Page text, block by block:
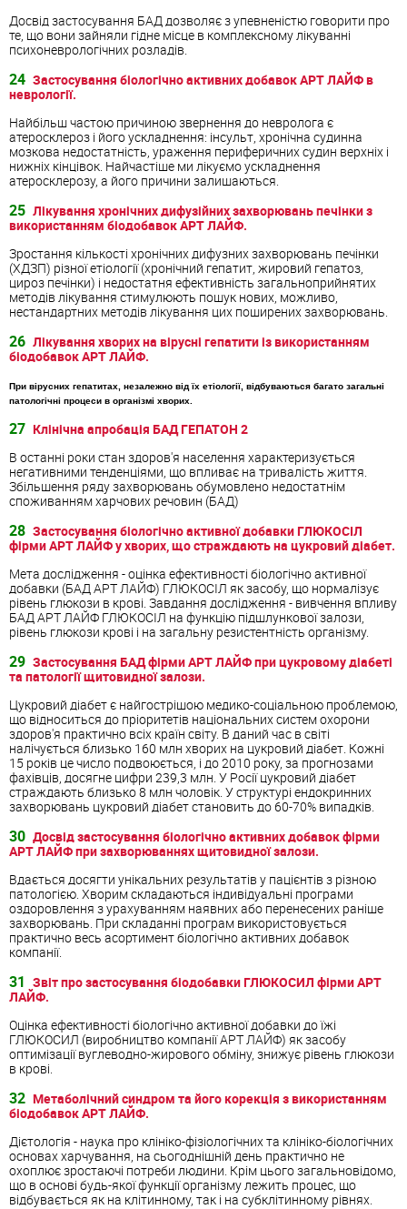
Досвід застосування БАД дозволяє з упевненістю говорити про
те, що вони зайняли гідне місце в комплексному лікуванні
психоневрологічних розладів.
24 Застосування біологічно активних добавок АРТ ЛАЙФ в
неврології.
Найбільш частою причиною звернення до невролога є
атеросклероз і його ускладнення: інсульт, хронічна судинна
мозкова недостатність, ураження периферичних судин верхніх і
нижніх кінцівок. Найчастіше ми лікуємо ускладнення
атеросклерозу, а його причини залишаються.
25 Лікування хронічних дифузійних захворювань печінки з
використанням біодобавок АРТ ЛАЙФ.
Зростання кількості хронічних дифузних захворювань печінки
(ХДЗП) різної етіології (хронічний гепатит, жировий гепатоз,
цироз печінки) і недостатня ефективність загальноприйнятих
методів лікування стимулюють пошук нових, можливо,
нестандартних методів лікування цих поширених захворювань.
26 Лікування хворих на вірусні гепатити із використанням
біодобавок АРТ ЛАЙФ.
При вірусних гепатитах, незалежно від їх етіології, відбуваються багато загальні
патологічні процеси в організмі хворих.
27 Клінічна апробація БАД ГЕПАТОН 2
В останні роки стан здоров'я населення характеризується
негативними тенденціями, що впливає на тривалість життя.
Збільшення ряду захворювань обумовлено недостатнім
споживанням харчових речовин (БАД)
28 Застосування біологічно активної добавки ГЛЮКОСІЛ
фірми АРТ ЛАЙФ у хворих, що страждають на цукровий діабет.
Мета дослідження - оцінка ефективності біологічно активної
добавки (БАД АРТ ЛАЙФ) ГЛЮКОСІЛ як засобу, що нормалізує
рівень глюкози в крові. Завдання дослідження - вивчення впливу
БАД АРТ ЛАЙФ ГЛЮКОСІЛ на функцію підшлункової залози,
рівень глюкози крові і на загальну резистентність організму.
29 Застосування БАД фірми АРТ ЛАЙФ при цукровому діабеті
та патології щитовидної залози.
Цукровий діабет є найгострішою медико-соціальною проблемою,
що відноситься до пріоритетів національних систем охорони
здоров'я практично всіх країн світу. В даний час в світі
налічується близько 160 млн хворих на цукровий діабет. Кожні
15 років це число подвоюється, і до 2010 року, за прогнозами
фахівців, досягне цифри 239,3 млн. У Росії цукровий діабет
страждають близько 8 млн чоловік. У структурі ендокринних
захворювань цукровий діабет становить до 60-70% випадків.
30 Досвід застосування біологічно активних добавок фірми
АРТ ЛАЙФ при захворюваннях щитовидної залози.
Вдається досягти унікальних результатів у пацієнтів з різною
патологією. Хворим складаються індивідуальні програми
оздоровлення з урахуванням наявних або перенесених раніше
захворювань. При складанні програм використовується
практично весь асортимент біологічно активних добавок
компанії.
31 Звіт про застосування біодобавки ГЛЮКОСИЛ фірми АРТ
ЛАЙФ.
Оцінка ефективності біологічно активної добавки до їжі
ГЛЮКОСИЛ (виробництво компанії АРТ ЛАЙФ) як засобу
оптимізації вуглеводно-жирового обміну, знижує рівень глюкози
в крові.
32 Метаболічний синдром та його корекція з використанням
біодобавок АРТ ЛАЙФ.
Дієтологія - наука про клініко-фізіологічних та клініко-біологічних
основах харчування, на сьогоднішній день практично не
охоплює зростаючі потреби людини. Крім цього загальновідомо,
що в основі будь-якої функції організму лежить процес, що
відбувається як на клітинному, так і на субклітинному рівнях.